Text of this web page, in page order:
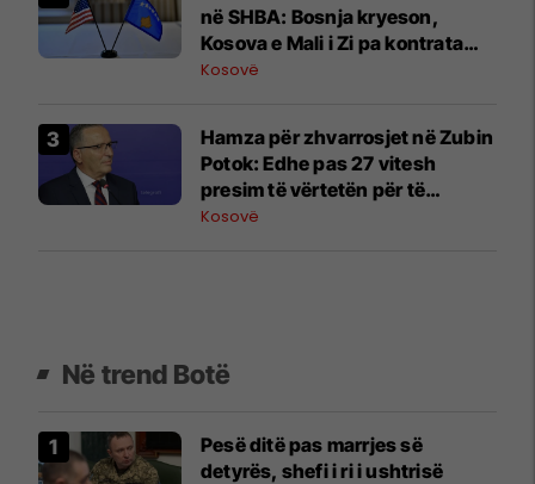
në SHBA: Bosnja kryeson,
Kosova e Mali i Zi pa kontrata
aktive
Kosovë
Hamza për zhvarrosjet në Zubin
Potok: Edhe pas 27 vitesh
presim të vërtetën për të
zhdukurit
Kosovë
Në trend Botë
Pesë ditë pas marrjes së
detyrës, shefi i ri i ushtrisë